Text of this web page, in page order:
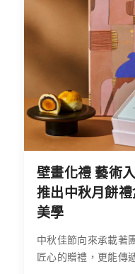
壁畫化禮 藝術
推出中秋月餅
美學
中秋佳節向來承載著
匠心的贈禮，更能傳